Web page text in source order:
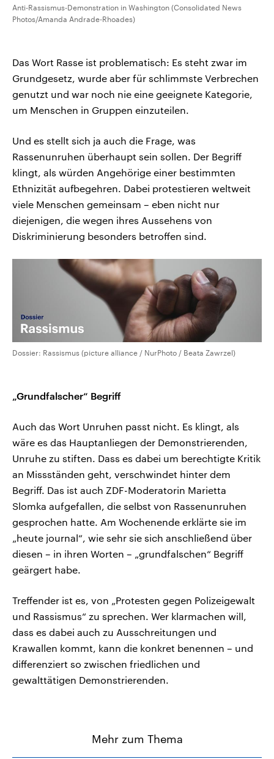
Anti-Rassismus-Demonstration in Washington (Consolidated News
Photos/Amanda Andrade-Rhoades)
Das Wort Rasse ist problematisch: Es steht zwar im
Grundgesetz, wurde aber für schlimmste Verbrechen
genutzt und war noch nie eine geeignete Kategorie,
um Menschen in Gruppen einzuteilen.
Und es stellt sich ja auch die Frage, was
Rassenunruhen überhaupt sein sollen. Der Begriff
klingt, als würden Angehörige einer bestimmten
Ethnizität aufbegehren. Dabei protestieren weltweit
viele Menschen gemeinsam – eben nicht nur
diejenigen, die wegen ihres Aussehens von
Diskriminierung besonders betroffen sind.
Dossier: Rassismus (picture alliance / NurPhoto / Beata Zawrzel)
„Grundfalscher“ Begriff
Auch das Wort Unruhen passt nicht. Es klingt, als
wäre es das Hauptanliegen der Demonstrierenden,
Unruhe zu stiften. Dass es dabei um berechtigte Kritik
an Missständen geht, verschwindet hinter dem
Begriff. Das ist auch ZDF-Moderatorin Marietta
Slomka aufgefallen, die selbst von Rassenunruhen
gesprochen hatte. Am Wochenende erklärte sie im
„heute journal“, wie sehr sie sich anschließend über
diesen – in ihren Worten – „grundfalschen“ Begriff
geärgert habe.
Treffender ist es, von „Protesten gegen Polizeigewalt
und Rassismus“ zu sprechen. Wer klarmachen will,
dass es dabei auch zu Ausschreitungen und
Krawallen kommt, kann die konkret benennen – und
differenziert so zwischen friedlichen und
gewalttätigen Demonstrierenden.
Mehr zum Thema